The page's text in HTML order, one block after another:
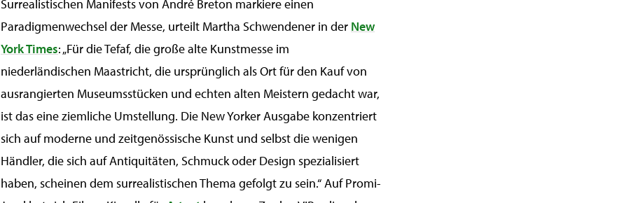
Surrealistischen Manifests von André Breton markiere einen
Paradigmenwechsel der Messe, urteilt Martha Schwendener in der New
York Times: „Für die Tefaf, die große alte Kunstmesse im
niederländischen Maastricht, die ursprünglich als Ort für den Kauf von
ausrangierten Museumsstücken und echten alten Meistern gedacht war,
ist das eine ziemliche Umstellung. Die New Yorker Ausgabe konzentriert
sich auf moderne und zeitgenössische Kunst und selbst die wenigen
Händler, die sich auf Antiquitäten, Schmuck oder Design spezialisiert
haben, scheinen dem surrealistischen Thema gefolgt zu sein.“ Auf Promi-